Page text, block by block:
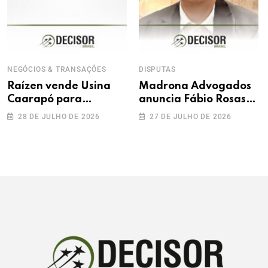
NEGÓCIOS & TRANSAÇÕES
Raízen vende Usina
Caarapó para
Adecoagro em
28 DE JULHO DE 2026
DISPUTAS
Madrona Advogados
anuncia Fábio Rosas
como novo sócio
27 DE JULHO DE 2026